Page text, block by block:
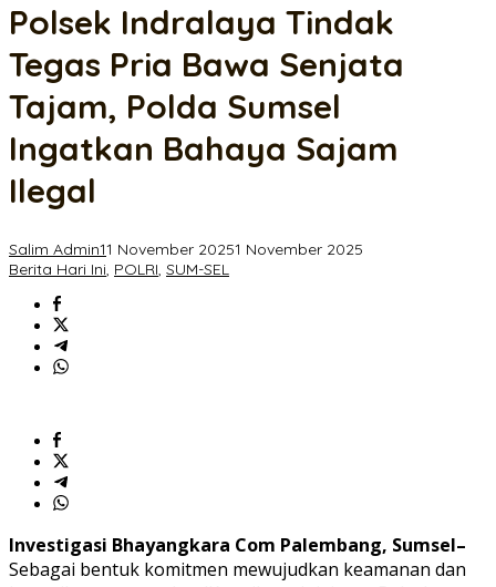
Tegas
Bawa
Senjata
Tajam,
Polda
Sumsel
Ingatkan
Polsek Indralaya Tindak
Tegas Pria Bawa Senjata
Tajam, Polda Sumsel
Ingatkan Bahaya Sajam
Ilegal
Salim Admin11 November 20251 November 2025
Berita Hari Ini, POLRI, SUM-SEL
Investigasi Bhayangkara Com Palembang, Sumsel–
Sebagai bentuk komitmen mewujudkan keamanan dan